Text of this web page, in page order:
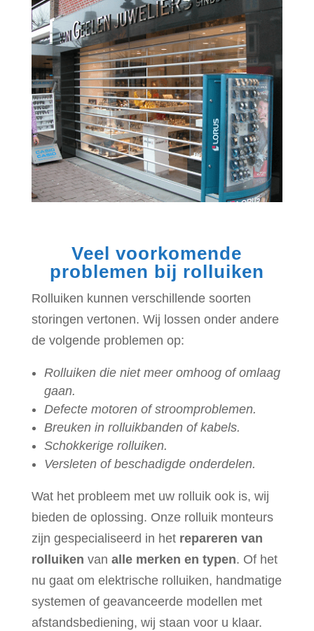
Veel voorkomende
problemen bij rolluiken
Rolluiken kunnen verschillende soorten
storingen vertonen. Wij lossen onder andere
de volgende problemen op:
Rolluiken die niet meer omhoog of omlaag
gaan.
Defecte motoren of stroomproblemen.
Breuken in rolluikbanden of kabels.
Schokkerige rolluiken.
Versleten of beschadigde onderdelen.
Wat het probleem met uw rolluik ook is, wij
bieden de oplossing. Onze rolluik monteurs
zijn gespecialiseerd in het repareren van
rolluiken van alle merken en typen. Of het
nu gaat om elektrische rolluiken, handmatige
systemen of geavanceerde modellen met
afstandsbediening, wij staan voor u klaar.